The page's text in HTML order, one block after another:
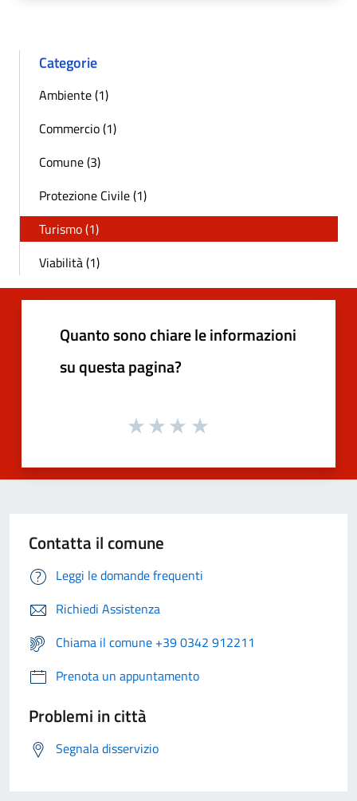
Categorie
Ambiente (1)
Commercio (1)
Comune (3)
Protezione Civile (1)
Turismo (1)
Viabilità (1)
Quanto sono chiare le informazioni
su questa pagina?
Contatta il comune
Leggi le domande frequenti
Richiedi Assistenza
Chiama il comune +39 0342 912211
Prenota un appuntamento
Problemi in città
Segnala disservizio